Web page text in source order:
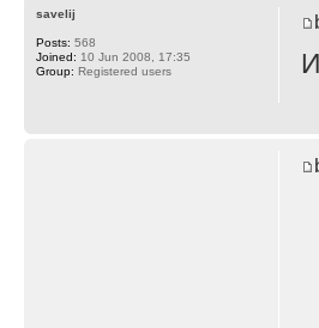
savelij
Posts: 568
Joined: 10 Jun 2008, 17:35
Group: Registered users